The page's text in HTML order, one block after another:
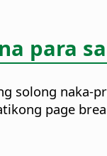
para
solong
page